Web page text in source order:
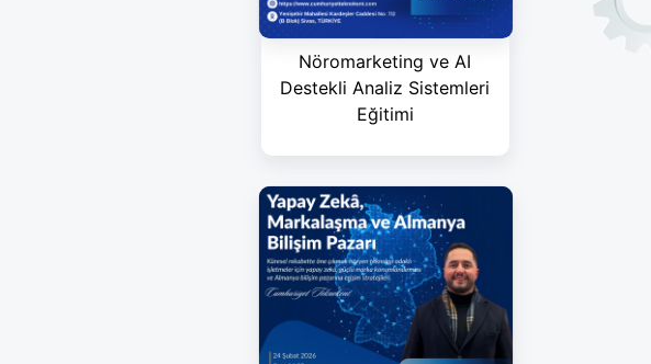
Nöromarketing ve AI
Destekli Analiz Sistemleri
Eğitimi